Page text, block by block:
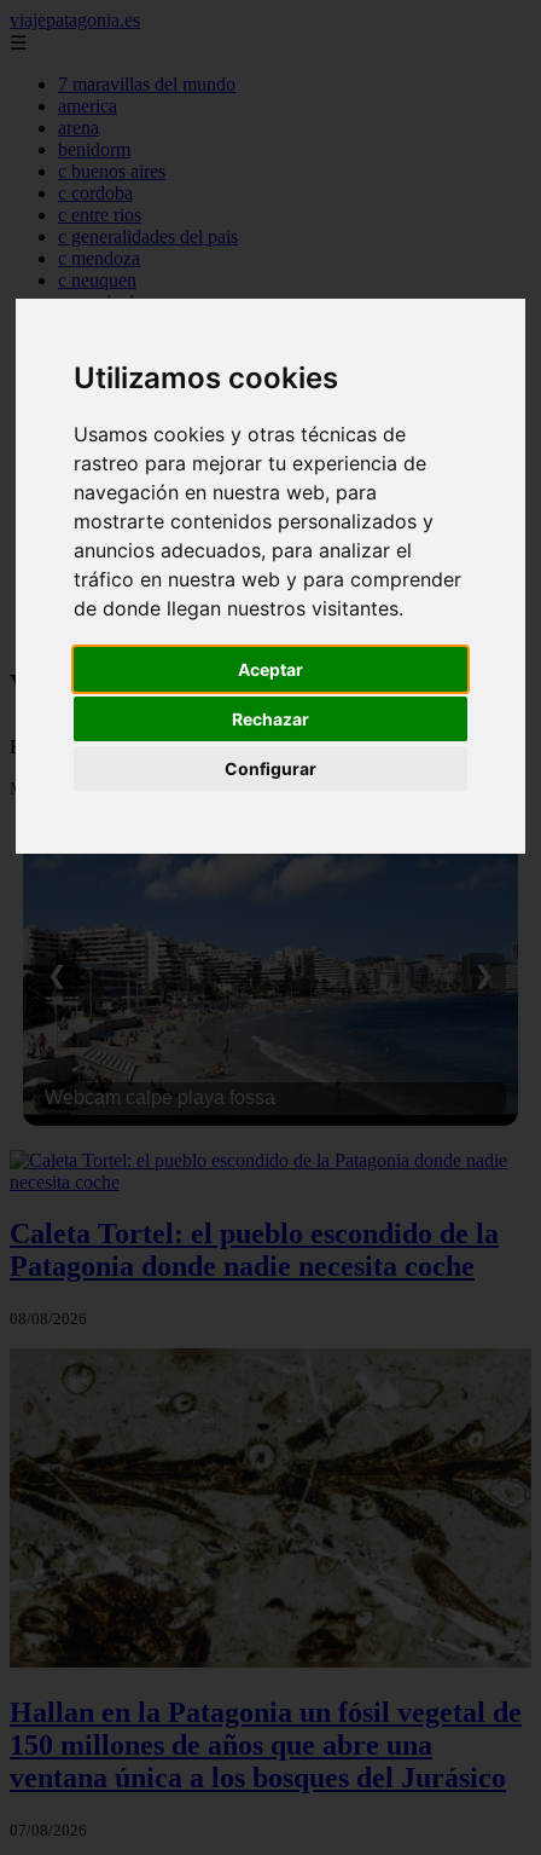
Utilizamos cookies
Usamos cookies y otras técnicas de
rastreo para mejorar tu experiencia de
navegación en nuestra web, para
mostrarte contenidos personalizados y
anuncios adecuados, para analizar el
tráfico en nuestra web y para comprender
de donde llegan nuestros visitantes.
Aceptar
Rechazar
Configurar
viajepatagonia.es
☰
7 maravillas del mundo
america
arena
benidorm
c buenos aires
c cordoba
c entre rios
c generalidades del pais
c mendoza
c neuquen
c provincias
c tierra de fuego
c tucuman
carmen
category
destinos
gijon
lanzarote
monumentos
naturaleza
san
Viajes a la Patagonia
Blog sobre la Patagonia en particular y sobre turismo en general
Mostrando 1 - 24 de 480 artículos
Webcam calpe playa fossa
❮ ❯
Caleta Tortel: el pueblo escondido de la
Patagonia donde nadie necesita coche
08/08/2026
Hallan en la Patagonia un fósil vegetal de
150 millones de años que abre una
ventana única a los bosques del Jurásico
07/08/2026